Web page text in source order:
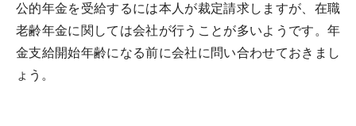
公的年金を受給するには本人が裁定請求しますが、在職
老齢年金に関しては会社が行うことが多いようです。年
金支給開始年齢になる前に会社に問い合わせておきまし
ょう。